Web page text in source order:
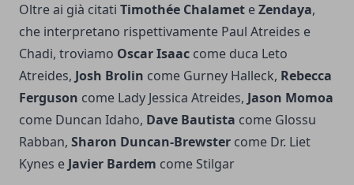
Oltre ai già citati Timothée Chalamet eZendaya,
che interpretano rispettivamente Paul Atreides e
Chadi, troviamo Oscar Isaac come duca Leto
Atreides, Josh Brolin come Gurney Halleck, Rebecca
Ferguson come Lady Jessica Atreides, Jason Momoa
come Duncan Idaho, Dave Bautista come Glossu
Rabban, Sharon Duncan-Brewster come Dr. Liet
Kynes e Javier Bardem come Stilgar